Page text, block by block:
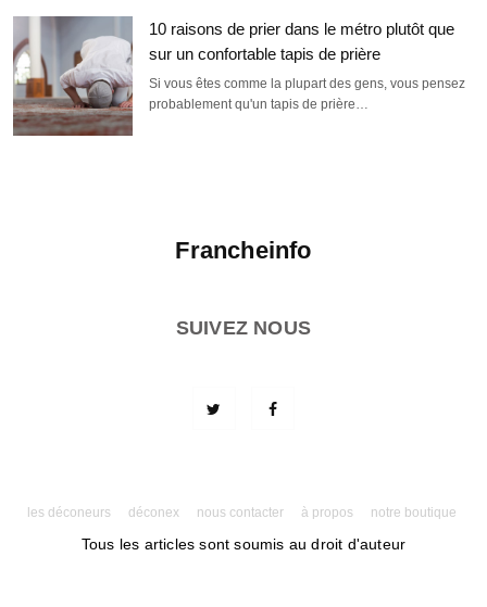
10 raisons de prier dans le métro plutôt que
sur un confortable tapis de prière
Si vous êtes comme la plupart des gens, vous pensez
probablement qu'un tapis de prière…
Francheinfo
SUIVEZ NOUS
les déconeurs déconex nous contacter à propos notre boutique
Tous les articles sont soumis au droit d'auteur